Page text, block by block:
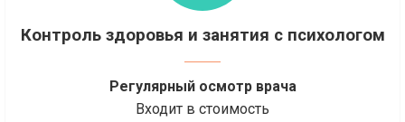
Контроль здоровья и занятия с психологом
Регулярный осмотр врача
Входит в стоимость